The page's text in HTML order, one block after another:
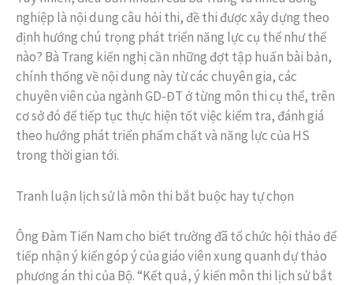
nghiệp là nội dung câu hỏi thi, đề thi được xây dựng theo
định hướng chú trọng phát triển năng lực cụ thể như thế
nào? Bà Trang kiến nghị cần những đợt tập huấn bài bản,
chính thống về nội dung này từ các chuyên gia, các
chuyên viên của ngành GD-ĐT ở từng môn thi cụ thể, trên
cơ sở đó để tiếp tục thực hiện tốt việc kiểm tra, đánh giá
theo hướng phát triển phẩm chất và năng lực của HS
trong thời gian tới.
Tranh luận lịch sử là môn thi bắt buộc hay tự chọn
Ông Đàm Tiến Nam cho biết trường đã tổ chức hội thảo để
tiếp nhận ý kiến góp ý của giáo viên xung quanh dự thảo
phương án thi của Bộ. “Kết quả, ý kiến môn thi lịch sử bắt